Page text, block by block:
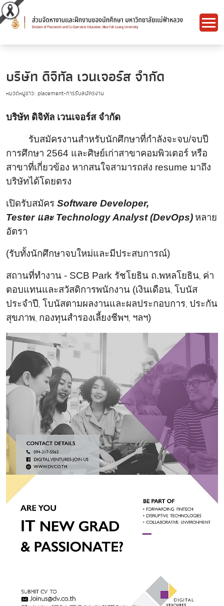
บริษัท ดิจิทัล เวนเจอร์ส จำกัด
หมวดหมู่ข่าว: placement-การรับสมัครงาน
บริษัท ดิจิทัล เวนเจอร์ส จำกัด
รับสมัครงานสำหรับนักศึกษาที่กำลังจะจบ/จบปี
การศึกษา 2564 และศิษย์เก่าสาขาคอมพิวเตอร์ หรือ
สาขาที่เกี่ยวข้อง หากสนใจสามารถส่ง resume มาถึง
บริษัทได้โดยตรง
เปิดรับสมัคร Software Developer,
Tester และ Technology Analyst (DevOps) หลาย
อัตรา
(รับทั้งนักศึกษาจบใหม่และมีประสบการณ์)
สถานที่ทำงาน - SCB Park รัชโยธิน ถ.พหลโยธิน, ค่า
ตอบแทนและสวัสดิการพนักงาน (เงินเดือน, โบนัส
ประจำปี , โบนัสตามผลงานและผลประกอบการ, ประกัน
สุขภาพ, กองทุนสำรองเลี้ยงชีพฯ, ฯลฯ)